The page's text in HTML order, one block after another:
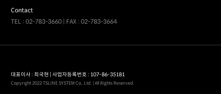
Contact
TEL : 02-783-3660 | FAX : 02-783-3664
대표이사 : 최국현 | 사업자등록번호 : 107-86-35181
Copyright 2022 TSLINE SYSTEM Co., Ltd. | All Rights Reserved.